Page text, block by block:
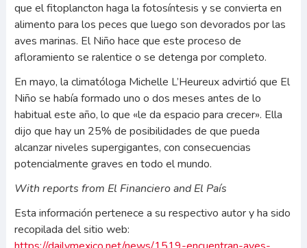
que el fitoplancton haga la fotosíntesis y se convierta en
alimento para los peces que luego son devorados por las
aves marinas. El Niño hace que este proceso de
afloramiento se ralentice o se detenga por completo.
En mayo, la climatóloga Michelle L’Heureux advirtió que El
Niño se había formado uno o dos meses antes de lo
habitual este año, lo que «le da espacio para crecer». Ella
dijo que hay un 25% de posibilidades de que pueda
alcanzar niveles supergigantes, con consecuencias
potencialmente graves en todo el mundo.
With reports from El Financieroand El País
Esta información pertenece a su respectivo autor y ha sido
recopilada del sitio web: